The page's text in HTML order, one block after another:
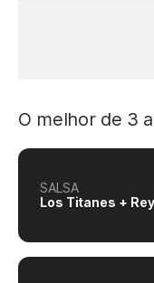
O melhor de 3
SALSA
Los Titanes +